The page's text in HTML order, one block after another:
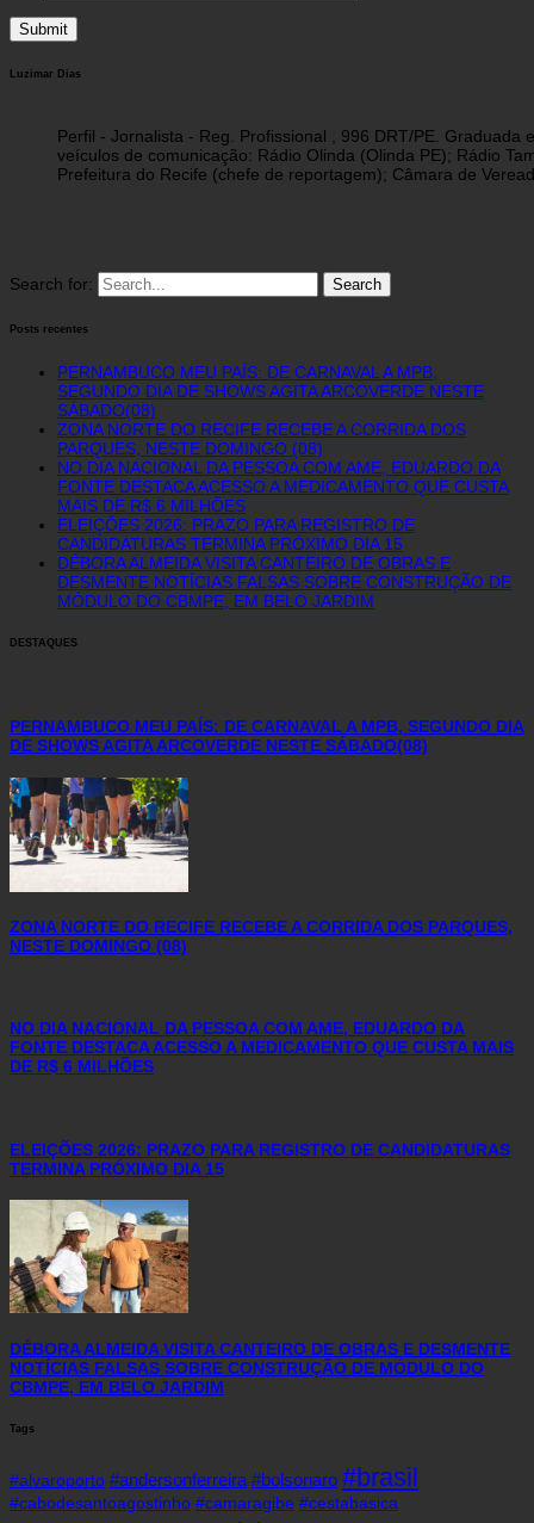
Luzimar Dias
Perfil - Jornalista - Reg. Profissional , 996 DRT/PE.
veículos de comunicação: Rádio Olinda (Olinda PE); Rádio
Prefeitura do Recife (chefe de reportagem); Câmara de
Search for:
Posts recentes
PERNAMBUCO MEU PAÍS: DE CARNAVAL A MPB,
SEGUNDO DIA DE SHOWS AGITA ARCOVERDE NESTE
SÁBADO(08)
ZONA NORTE DO RECIFE RECEBE A CORRIDA DOS
PARQUES, NESTE DOMINGO (08)
NO DIA NACIONAL DA PESSOA COM AME, EDUARDO DA
FONTE DESTACA ACESSO A MEDICAMENTO QUE CUSTA
MAIS DE R$ 6 MILHÕES
ELEIÇÕES 2026: PRAZO PARA REGISTRO DE
CANDIDATURAS TERMINA PRÓXIMO DIA 15
DÉBORA ALMEIDA VISITA CANTEIRO DE OBRAS E
DESMENTE NOTÍCIAS FALSAS SOBRE CONSTRUÇÃO DE
MÓDULO DO CBMPE, EM BELO JARDIM
DESTAQUES
PERNAMBUCO MEU PAÍS: DE CARNAVAL A MPB, SEGUNDO DIA
DE SHOWS AGITA ARCOVERDE NESTE SÁBADO(08)
ZONA NORTE DO RECIFE RECEBE A CORRIDA DOS PARQUES,
NESTE DOMINGO (08)
NO DIA NACIONAL DA PESSOA COM AME, EDUARDO DA
FONTE DESTACA ACESSO A MEDICAMENTO QUE CUSTA MAIS
DE R$ 6 MILHÕES
ELEIÇÕES 2026: PRAZO PARA REGISTRO DE CANDIDATURAS
TERMINA PRÓXIMO DIA 15
DÉBORA ALMEIDA VISITA CANTEIRO DE OBRAS E DESMENTE
NOTÍCIAS FALSAS SOBRE CONSTRUÇÃO DE MÓDULO DO
CBMPE, EM BELO JARDIM
Tags
#alvaroporto #andersonferreira #bolsonaro #brasil
#cabodesantoagostinho #camaragibe #cestabasica